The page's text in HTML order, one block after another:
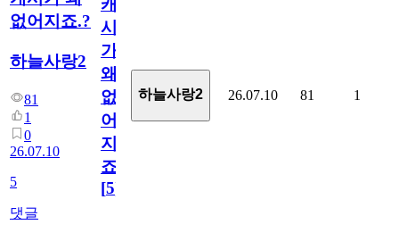
없어지죠.?
하늘사랑2
81
1
0
26.07.10
5
댓글
캐
시
가
왜
없
어
지
죠.?
[5]
하늘사랑2 26.07.10 81 1